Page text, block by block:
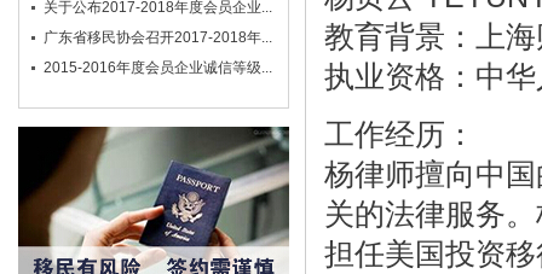
关于公布2017-2018年度会员企业...
广东省移民协会召开2017-2018年...
2015-2016年度会员企业诚信等级...
教育背景：上
执业资格：中
工作经历：
杨律师擅向中
关的法律服务
担任美国投资